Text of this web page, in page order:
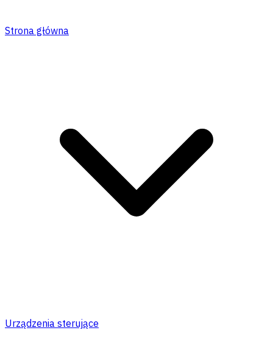
Strona główna
Urządzenia sterujące